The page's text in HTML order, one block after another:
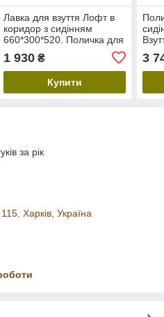
Лавка для взуття Лофт в
коридор з сидінням
660*300*520. Поличка для
взуття в передпокій дому
та офісу. Меблі в стилі Loft
1 930₴
Купити
3
за рік
Харків, Україна